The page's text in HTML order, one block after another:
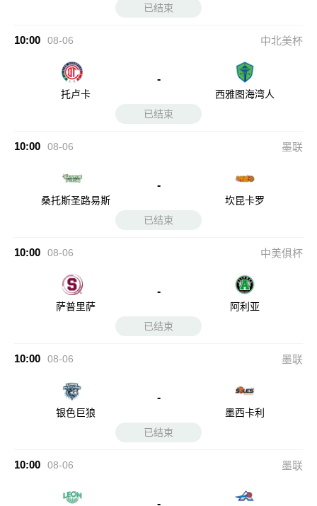
已结束
10:00 08-06 中北美杯
托卢卡
-
西雅图海湾人
已结束
10:00 08-06 墨联
桑托斯圣路易斯
-
坎昆卡罗
已结束
10:00 08-06 中美俱杯
萨普里萨
-
阿利亚
已结束
10:00 08-06 墨联
银色巨狼
-
墨西卡利
已结束
10:00 08-06 墨联
-